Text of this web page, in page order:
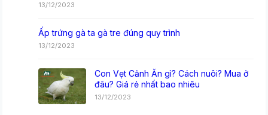
13/12/2023
Ấp trứng gà ta gà tre đúng quy trình
13/12/2023
Con Vẹt Cảnh Ăn gì? Cách nuôi? Mua ở
đâu? Giá rẻ nhất bao nhiêu
13/12/2023